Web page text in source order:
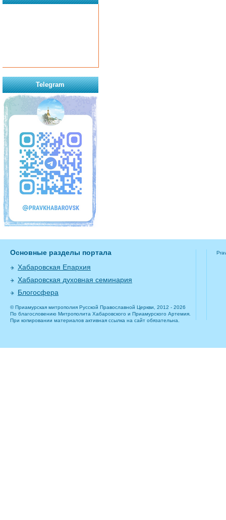
Telegram
Основные разделы портала
Хабаровская Епархия
Хабаровская духовная семинария
Блогосфера
© Приамурская митрополия Русской Православной Церкви, 2012 - 2026
По благословению Митрополита Хабаровского и Приамурского Артемия.
При копировании материалов активная ссылка на сайт обязательна.